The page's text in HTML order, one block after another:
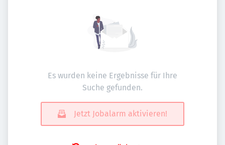
Es wurden keine Ergebnisse für Ihre
Suche gefunden.
Jetzt Jobalarm aktivieren!